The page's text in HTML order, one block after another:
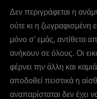
Δεν περιγράφεται η
ούτε κι η ζωγραφισμένη
μόνο σ’ εμάς, αντίθετα
ανήκουν σε όλους. Οι
φέρνει την άλλη και
αποδοθεί πειστικά η
αναπαρίσταται δεν έχει